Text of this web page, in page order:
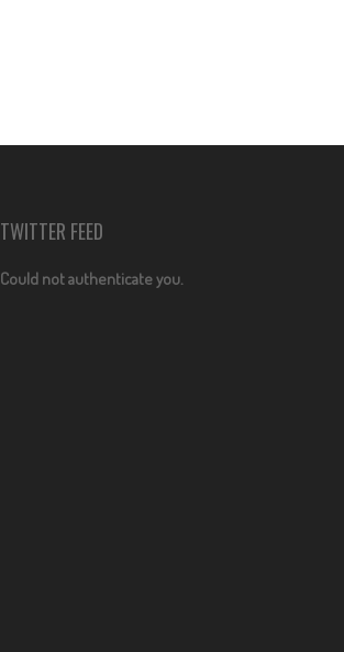
TWITTER FEED
Could not authenticate you.